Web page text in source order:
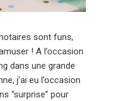
sont funs,
! A l’occasion
dans une grande
j’ai eu l’occasion
“surprise” pour